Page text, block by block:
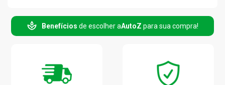
Benefícios de escolher aAutoZ para sua compra!